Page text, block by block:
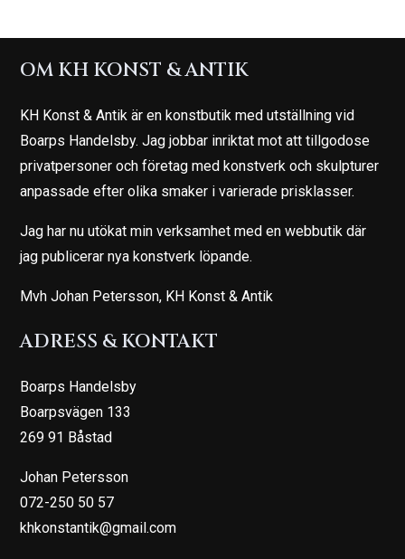
OM KH KONST & ANTIK
KH Konst & Antik är en konstbutik med utställning vid
Boarps Handelsby. Jag jobbar inriktat mot att tillgodose
privatpersoner och företag med konstverk och skulpturer
anpassade efter olika smaker i varierade prisklasser.
Jag har nu utökat min verksamhet med en webbutik där
jag publicerar nya konstverk löpande.
Mvh Johan Petersson, KH Konst & Antik
ADRESS & KONTAKT
Boarps Handelsby
Boarpsvägen 133
269 91 Båstad
Johan Petersson
072-250 50 57
khkonstantik@gmail.com